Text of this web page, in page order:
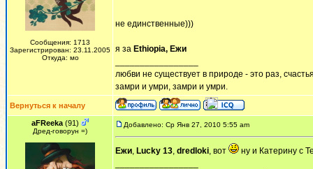
Сообщения: 1713
Зарегистрирован: 23.11.2005
Откуда: мо
не единственные)))
я за Ethiopia, Ежи
любви не существует в природе - это раз,
замри и умри, замри и умри.
Вернуться к началу
aFReeka (91)
Дред-говорун =)
Добавлено: Ср Янв 27, 2010 5:55 am
Ежи, Lucky 13, dredloki, вот
ну и Катерину с